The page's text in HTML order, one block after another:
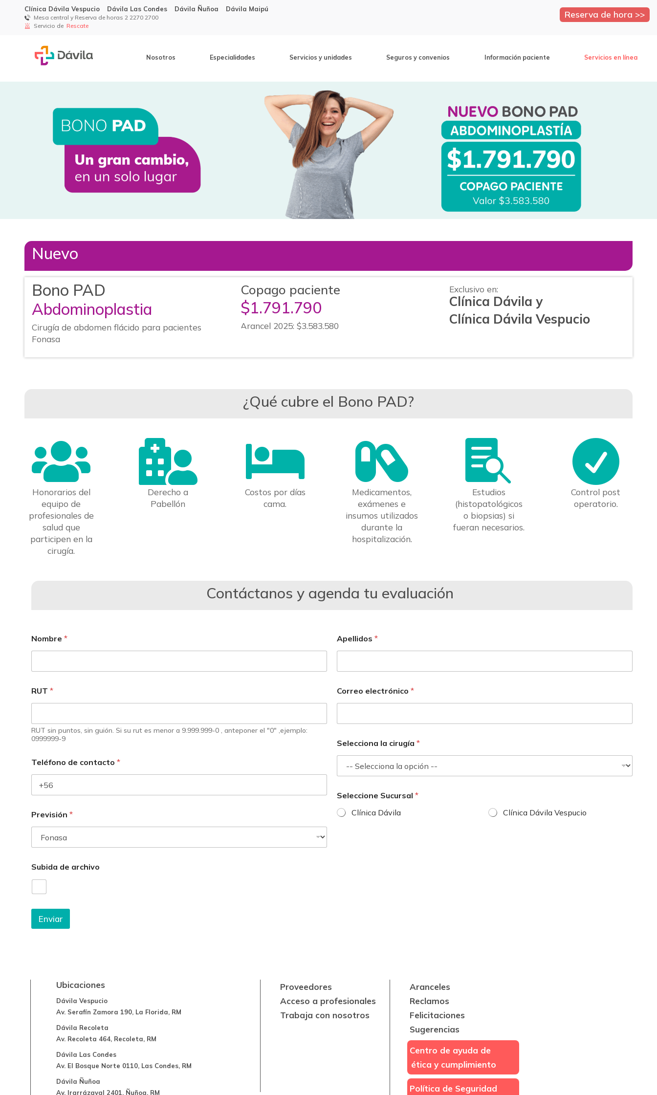
Clínica Dávila Vespucio Dávila Las Condes Dávila Ñuñoa Dávila Maipú Reserva de hora >>
Mesa central y Reserva de horas 2 2270 2700
Servicio de Rescate
Nosotros Especialidades Servicios y unidades Seguros y convenios Información paciente Servicios en línea
Nuevo
Bono PAD
Abdominoplastia
Cirugía de abdomen flácido para pacientes
Fonasa
Copago paciente
$1.791.790
Arancel 2025: $3.583.580
Exclusivo en:
Clínica Dávila y
Clínica Dávila Vespucio
¿Qué cubre el Bono PAD?

Honorarios del
equipo de
profesionales de
salud que
participen en la
cirugía.

Derecho a
Pabellón

Costos por días
cama.

Medicamentos,
exámenes e
insumos utilizados
durante la
hospitalización.

Estudios
(histopatológicos
o biopsias) si
fueran necesarios.

Control post
operatorio.
Contáctanos y agenda tu evaluación
Nombre *
RUT *
RUT sin puntos, sin guión. Si su rut es menor a 9.999.999-0 , anteponer el "0" ,ejemplo:
0999999-9
Teléfono de contacto *
Previsión *
Subida de archivo
Apellidos *
Correo electrónico *
Selecciona la cirugía *
Seleccione Sucursal *
Clínica Dávila
Clínica Dávila Vespucio
Enviar
Ubicaciones
Dávila Vespucio
Av. Serafín Zamora 190, La Florida, RM
Dávila Recoleta
Av. Recoleta 464, Recoleta, RM
Dávila Las Condes
Av. El Bosque Norte 0110, Las Condes, RM
Dávila Ñuñoa
Av. Irarrázaval 2401, Ñuñoa, RM
Proveedores
Acceso a profesionales
Trabaja con nosotros
Aranceles
Reclamos
Felicitaciones
Sugerencias
Centro de ayuda de
ética y cumplimiento
Política de Seguridad